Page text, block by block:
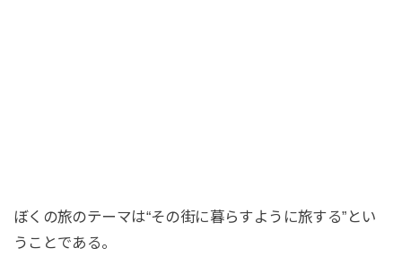
ぼくの旅のテーマは“その街に暮らすように旅する”とい
うことである。